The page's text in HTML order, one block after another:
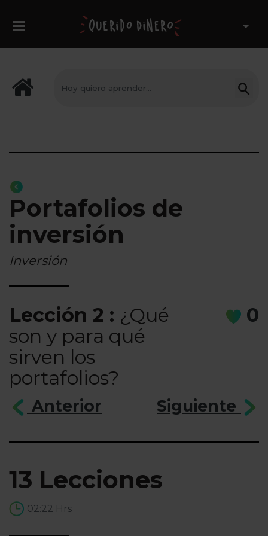
Portafolios de
inversión
Inversión
Lección 2 : ¿Qué
son y para qué
sirven los
portafolios?
0
Anterior Siguiente
13 Lecciones
02:22 Hrs